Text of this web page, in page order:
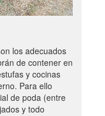
los adecuados
de contener en
y cocinas
Para ello
de poda (entre
y todo